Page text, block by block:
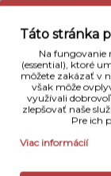
Detaily
Táto stránka
Na fungovanie
(essential), ktoré
môžete zakázať v
však môže
využívali
zlepšovať naše
Pre ich
Viac informácií